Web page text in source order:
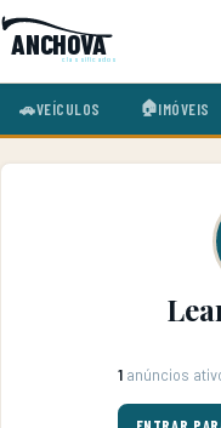
ANCHOVA
classificados
🚗VEÍCULOS 🏠IMÓVEIS
1anúncios